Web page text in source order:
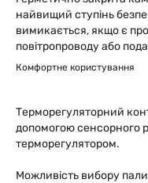
найвищий ступінь
вимикається, якщо є
повітропроводу або
Комфортне користування
Терморегуляторний
допомогою сенсорного
терморегулятором.
Можливість вибору